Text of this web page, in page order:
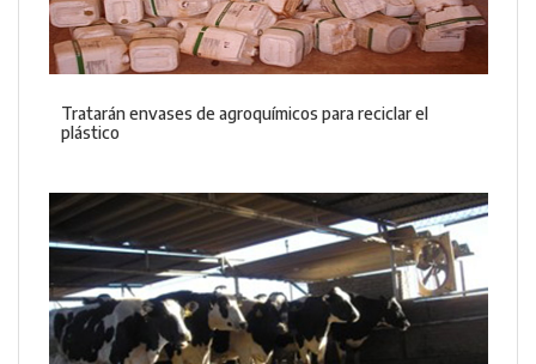
Tratarán envases de agroquímicos para reciclar el
plástico